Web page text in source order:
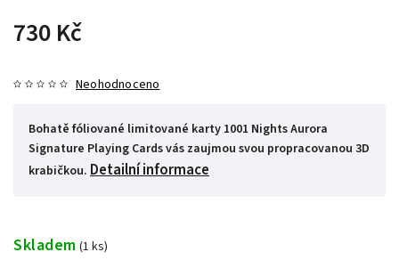
730 Kč
Neohodnoceno
Bohatě fóliované limitované karty 1001 Nights Aurora
Signature Playing Cards vás zaujmou svou propracovanou 3D
krabičkou. Detailní informace
Skladem (1 ks)